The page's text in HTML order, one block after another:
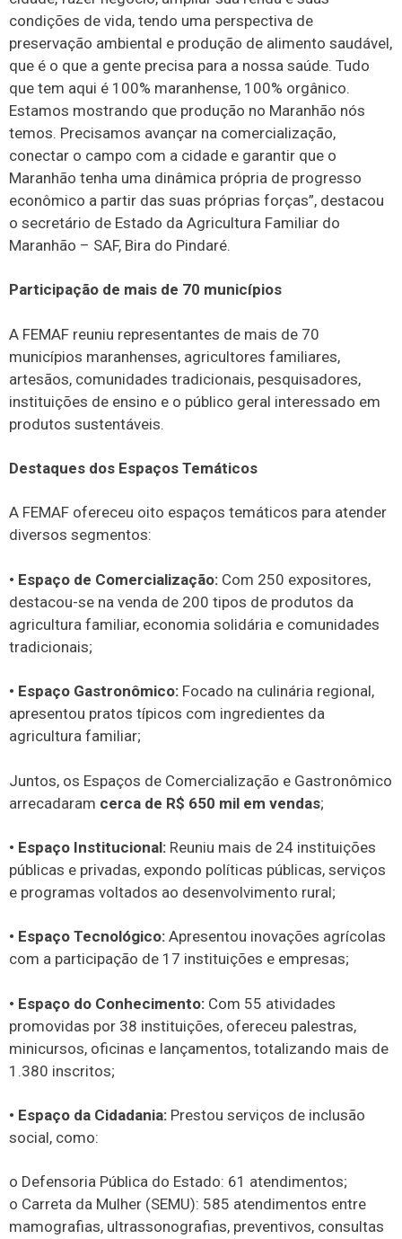
condições de vida, tendo uma perspectiva de
preservação ambiental e produção de alimento saudável,
que é o que a gente precisa para a nossa saúde. Tudo
que tem aqui é 100% maranhense, 100% orgânico.
Estamos mostrando que produção no Maranhão nós
temos. Precisamos avançar na comercialização,
conectar o campo com a cidade e garantir que o
Maranhão tenha uma dinâmica própria de progresso
econômico a partir das suas próprias forças”, destacou
o secretário de Estado da Agricultura Familiar do
Maranhão – SAF, Bira do Pindaré.
Participação de mais de 70 municípios
A FEMAF reuniu representantes de mais de 70
municípios maranhenses, agricultores familiares,
artesãos, comunidades tradicionais, pesquisadores,
instituições de ensino e o público geral interessado em
produtos sustentáveis.
Destaques dos Espaços Temáticos
A FEMAF ofereceu oito espaços temáticos para atender
diversos segmentos:
• Espaço de Comercialização: Com 250 expositores,
destacou-se na venda de 200 tipos de produtos da
agricultura familiar, economia solidária e comunidades
tradicionais;
• Espaço Gastronômico: Focado na culinária regional,
apresentou pratos típicos com ingredientes da
agricultura familiar;
Juntos, os Espaços de Comercialização e Gastronômico
arrecadaram cerca de R$ 650 mil em vendas;
• Espaço Institucional: Reuniu mais de 24 instituições
públicas e privadas, expondo políticas públicas, serviços
e programas voltados ao desenvolvimento rural;
• Espaço Tecnológico: Apresentou inovações agrícolas
com a participação de 17 instituições e empresas;
• Espaço do Conhecimento: Com 55 atividades
promovidas por 38 instituições, ofereceu palestras,
minicursos, oficinas e lançamentos, totalizando mais de
1.380 inscritos;
• Espaço da Cidadania: Prestou serviços de inclusão
social, como:
o Defensoria Pública do Estado: 61 atendimentos;
o Carreta da Mulher (SEMU): 585 atendimentos entre
mamografias, ultrassonografias, preventivos, consultas